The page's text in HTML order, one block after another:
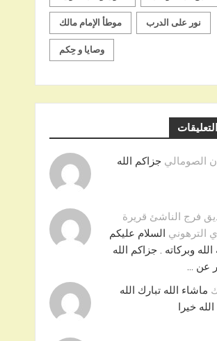
موطأ الإمام مالك نور على الدرب
وصايا و حِكم
الصومالي جزاكم الله
فرج الناشئ قريرة
الترهوني السلام عليكم
وبركاته . جزاكم الله
عن …
ماشاء الله تبارك الله
خيرا